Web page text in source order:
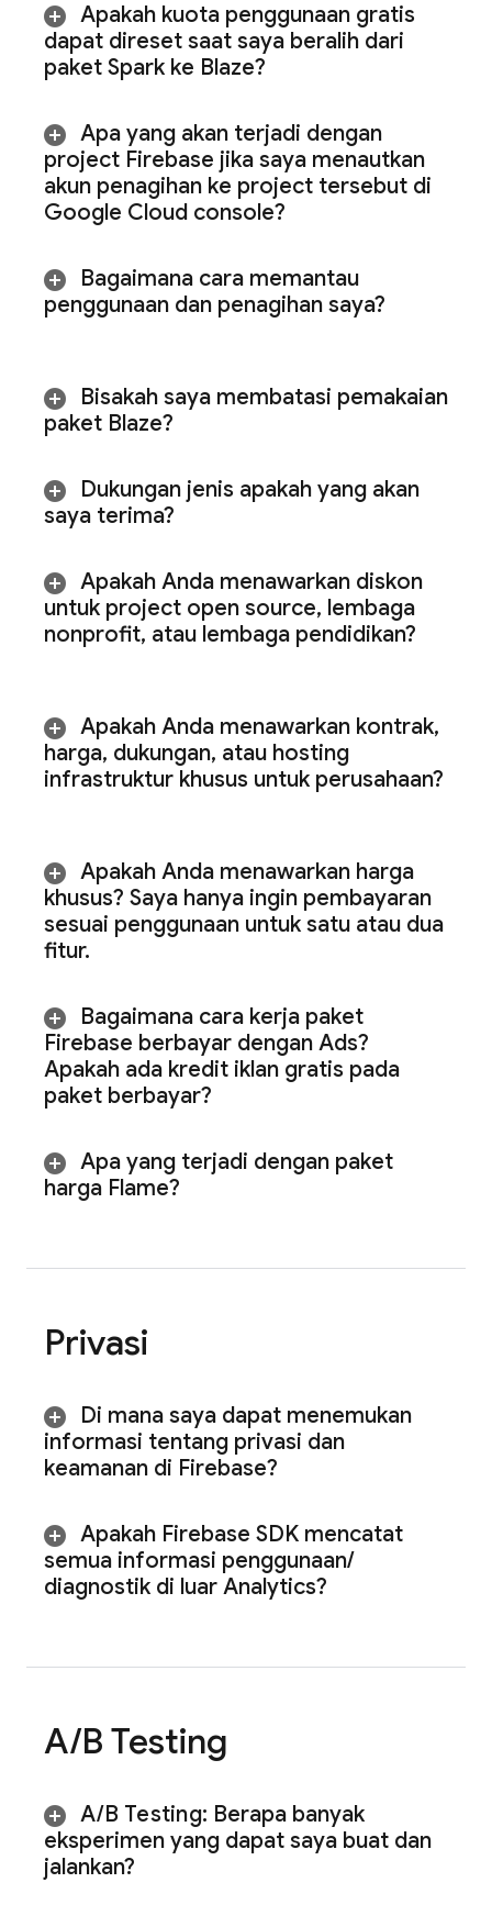
Apakah kuota penggunaan gratis
dapat direset saat saya beralih dari
paket Spark ke Blaze?
Apa yang akan terjadi dengan
project Firebase jika saya menautkan
akun penagihan ke project tersebut di
Google Cloud console?
Bagaimana cara memantau
penggunaan dan penagihan saya?
Bisakah saya membatasi pemakaian
paket Blaze?
Dukungan jenis apakah yang akan
saya terima?
Apakah Anda menawarkan diskon
untuk project open source, lembaga
nonprofit, atau lembaga pendidikan?
Apakah Anda menawarkan kontrak,
harga, dukungan, atau hosting
infrastruktur khusus untuk perusahaan?
Apakah Anda menawarkan harga
khusus? Saya hanya ingin pembayaran
sesuai penggunaan untuk satu atau dua
fitur.
Bagaimana cara kerja paket
Firebase berbayar dengan Ads?
Apakah ada kredit iklan gratis pada
paket berbayar?
Apa yang terjadi dengan paket
harga Flame?
Privasi
Di mana saya dapat menemukan
informasi tentang privasi dan
keamanan di Firebase?
Apakah Firebase SDK mencatat
semua informasi penggunaan/
diagnostik di luar Analytics?
A/B Testing
A/B Testing: Berapa banyak
eksperimen yang dapat saya buat dan
jalankan?